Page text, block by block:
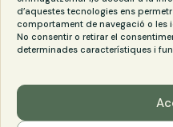
d’aquestes tecnologies ens
comportament de navegació o les
No consentir o retirar el
determinades característiques i
Contacta amb